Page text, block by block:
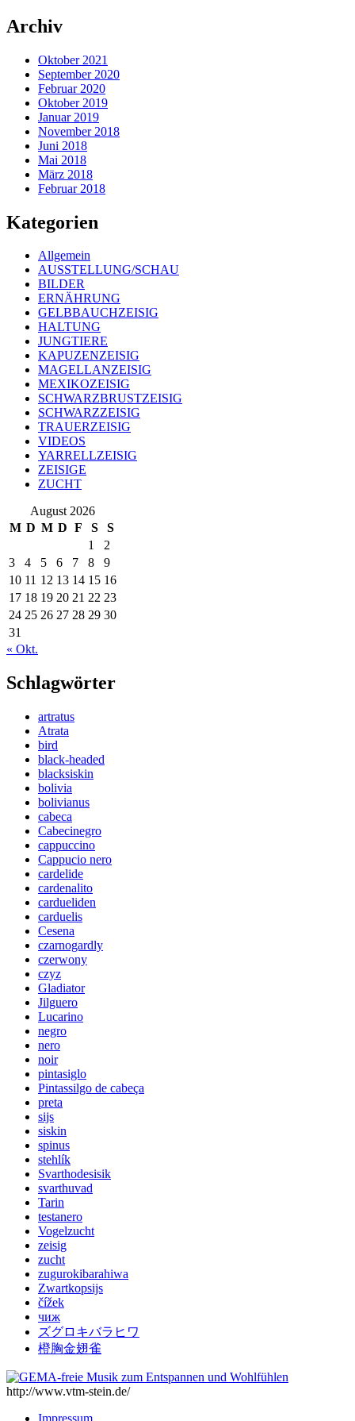
Archiv
Oktober 2021
September 2020
Februar 2020
Oktober 2019
Januar 2019
November 2018
Juni 2018
Mai 2018
März 2018
Februar 2018
Kategorien
Allgemein
AUSSTELLUNG/SCHAU
BILDER
ERNÄHRUNG
GELBBAUCHZEISIG
HALTUNG
JUNGTIERE
KAPUZENZEISIG
MAGELLANZEISIG
MEXIKOZEISIG
SCHWARZBRUSTZEISIG
SCHWARZZEISIG
TRAUERZEISIG
VIDEOS
YARRELLZEISIG
ZEISIGE
ZUCHT
August 2026
M D M D F S
S
1
2
3
4 5 6 7 8
9
10 11 12 13 14 15 16
17 18 19 20 21 22 23
24 25 26 27 28 29 30
31
« Okt.
Schlagwörter
artratus
Atrata
bird
black-headed
blacksiskin
bolivia
bolivianus
cabeca
Cabecinegro
cappuccino
Cappucio nero
cardelide
cardenalito
cardueliden
carduelis
Cesena
czarnogardly
czerwony
czyz
Gladiator
Jilguero
Lucarino
negro
nero
noir
pintasiglo
Pintassilgo de cabeça
preta
sijs
siskin
spinus
stehlík
Svarthodesisik
svarthuvad
Tarin
testanero
Vogelzucht
zeisig
zucht
zugurokibarahiwa
Zwartkopsijs
čížek
чиж
ズグロキバラヒワ
橙胸金翅雀
http://www.vtm-stein.de/